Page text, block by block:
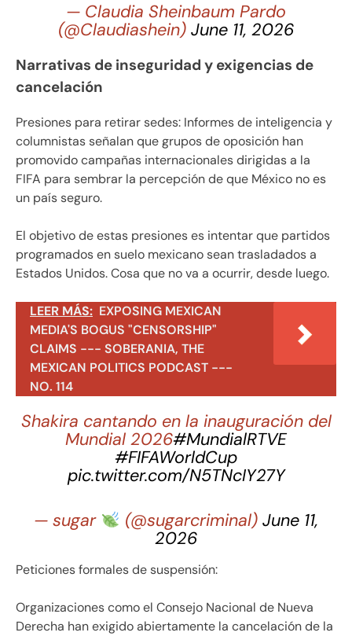
— Claudia Sheinbaum Pardo
(@Claudiashein) June 11, 2026
Narrativas de inseguridad y exigencias de
cancelación
Presiones para retirar sedes: Informes de inteligencia y
columnistas señalan que grupos de oposición han
promovido campañas internacionales dirigidas a la
FIFA para sembrar la percepción de que México no es
un país seguro.
El objetivo de estas presiones es intentar que partidos
programados en suelo mexicano sean trasladados a
Estados Unidos. Cosa que no va a ocurrir, desde luego.
LEER MÁS: EXPOSING MEXICAN
MEDIA'S BOGUS "CENSORSHIP"
CLAIMS --- SOBERANIA, THE
MEXICAN POLITICS PODCAST ---
NO. 114
Shakira cantando en la inauguración del
Mundial 2026#MundialRTVE
#FIFAWorldCup
pic.twitter.com/N5TNcIY27Y
— sugar (@sugarcriminal) June 11,
2026
Peticiones formales de suspensión:
Organizaciones como el Consejo Nacional de Nueva
Derecha han exigido abiertamente la cancelación de la